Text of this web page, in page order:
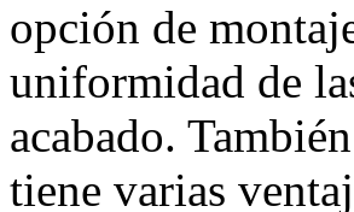
opción de
uniformidad de
acabado.
tiene varias